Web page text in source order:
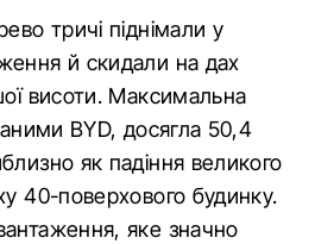
тричі піднімали у
й скидали на дах
висоти. Максимальна
BYD, досягла 50,4
як падіння великого
40-поверхового будинку.
яке значно